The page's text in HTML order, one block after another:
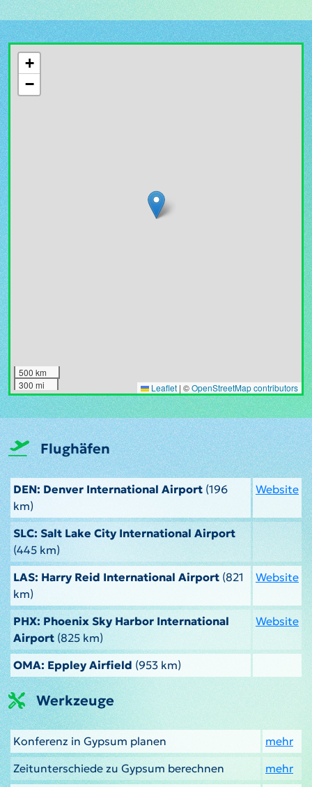
+
−
500 km
300 mi
Leaflet | ©OpenStreetMap contributors
Flughäfen
DEN: Denver International Airport (196
km)
Website
SLC: Salt Lake City International Airport
(445 km)
LAS: Harry Reid International Airport (821
km)
Website
PHX: Phoenix Sky Harbor International
Airport(825 km)
Website
OMA: Eppley Airfield (953 km)
Werkzeuge
Konferenz in Gypsum planen
mehr
Zeitunterschiede zu Gypsum berechnen
mehr